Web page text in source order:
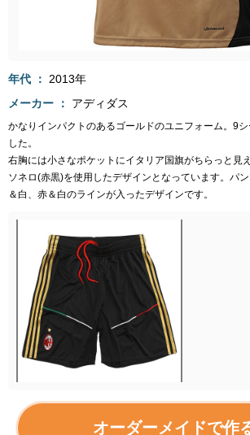
年代
2013年
メーカー
アディダス
かなりインパクトのあるゴールドのユニフォーム。9
した。
右胸には小さなポケットにイタリア国旗がちらっと見
ソネロ(赤黒)を使用したデザインとなっています。パ
＆白、赤＆白のラインが入ったデザインです。
オーダーメイドで作